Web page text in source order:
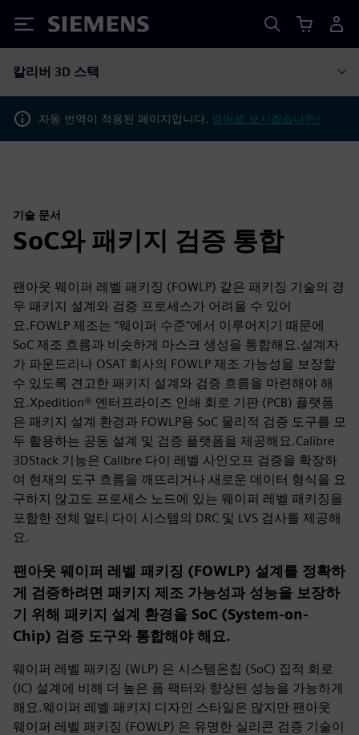
Siemens
칼리버 3D 스택
자동 번역이 적용된 페이지입니다. 영어로 보시겠습니까?
기술 문서
SoC와 패키지 검증 통합
팬아웃 웨이퍼 레벨 패키징 (FOWLP) 같은 패키징 기술의 경
우 패키지 설계와 검증 프로세스가 어려울 수 있어
요.FOWLP 제조는 “웨이퍼 수준”에서 이루어지기 때문에
SoC 제조 흐름과 비슷하게 마스크 생성을 통합해요.설계자
가 파운드리나 OSAT 회사의 FOWLP 제조 가능성을 보장할
수 있도록 견고한 패키지 설계와 검증 흐름을 마련해야 해
요.Xpedition® 엔터프라이즈 인쇄 회로 기판 (PCB) 플랫폼
은 패키지 설계 환경과 FOWLP용 SoC 물리적 검증 도구를 모
두 활용하는 공동 설계 및 검증 플랫폼을 제공해요.Calibre
3DStack 기능은 Calibre 다이 레벨 사인오프 검증을 확장하
여 현재의 도구 흐름을 깨뜨리거나 새로운 데이터 형식을 요
구하지 않고도 프로세스 노드에 있는 웨이퍼 레벨 패키징을
포함한 전체 멀티 다이 시스템의 DRC 및 LVS 검사를 제공해
요.
팬아웃 웨이퍼 레벨 패키징 (FOWLP) 설계를 정확하
게 검증하려면 패키지 제조 가능성과 성능을 보장하
기 위해 패키지 설계 환경을 SoC (System-on-
Chip) 검증 도구와 통합해야 해요.
웨이퍼 레벨 패키징 (WLP) 은 시스템온칩 (SoC) 집적 회로
(IC) 설계에 비해 더 높은 폼 팩터와 향상된 성능을 가능하게
해요.웨이퍼 레벨 패키지 디자인 스타일은 많지만 팬아웃
웨이퍼 레벨 패키징 (FOWLP) 은 유명한 실리콘 검증 기술이